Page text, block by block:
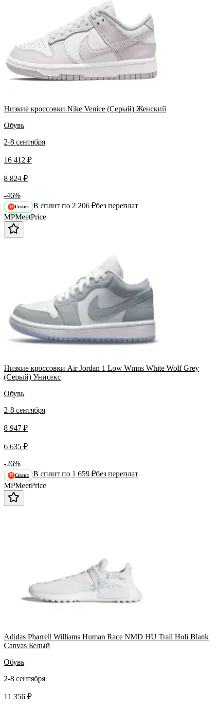
Низкие кроссовки Nike Venice (Серый) Женский
Обувь
2-8 сентября
16 412 ₽
8 824 ₽
-46%
Я Сплит В сплит по 2 206 ₽без переплат
MPMeetPrice
Низкие кроссовки Air Jordan 1 Low Wmns White Wolf Grey
(Серый) Унисекс
Обувь
2-8 сентября
8 947 ₽
6 635 ₽
-26%
Я Сплит В сплит по 1 659 ₽без переплат
MPMeetPrice
Adidas Pharrell Williams Human Race NMD HU Trail Holi Blank
Canvas Белый
Обувь
2-8 сентября
11 356 ₽